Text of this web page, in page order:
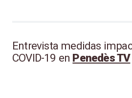
Entrevista medidas
COVID-19 en Penedès TV